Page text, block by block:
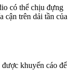
có thể chịu đựng
cận trên dải tần của
khuyến cáo để